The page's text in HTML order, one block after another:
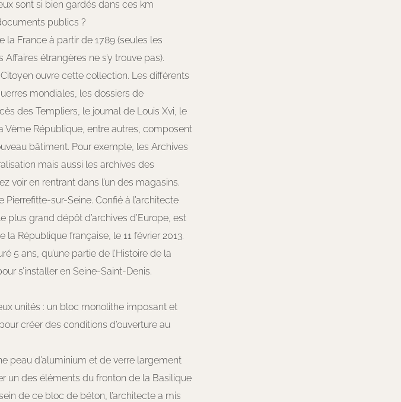
sont si bien gardés dans ces km
publics ?
la France à partir de 1789 (seules les
étrangères ne s’y trouve pas).
ouvre cette collection. Les différents
mondiales, les dossiers de
des Templiers, le journal de Louis Xvi, le
République, entre autres, composent
bâtiment. Pour exemple, les Archives
mais aussi les archives des
voir en rentrant dans l’un des magasins.
sur-Seine. Confié à l’architecte
plus grand dépôt d’archives d’Europe, est
République française, le 11 février 2013.
5 ans, qu’une partie de l’Histoire de la
s’installer en Seine-Saint-Denis.
unités : un bloc monolithe imposant et
créer des conditions d’ouverture au
peau d’aluminium et de verre largement
un des éléments du fronton de la Basilique
de ce bloc de béton, l’architecte a mis